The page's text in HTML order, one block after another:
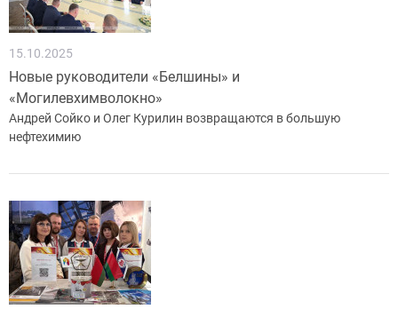
15.10.2025
Новые руководители «Белшины» и
«Могилевхимволокно»
Андрей Сойко и Олег Курилин возвращаются в большую
нефтехимию